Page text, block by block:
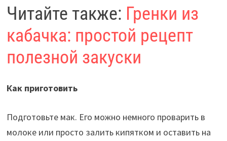
Читайте также: Гренки из
кабачка: простой рецепт
полезной закуски
Как приготовить
Подготовьте мак. Его можно немного проварить в
молоке или просто залить кипятком и оставить на